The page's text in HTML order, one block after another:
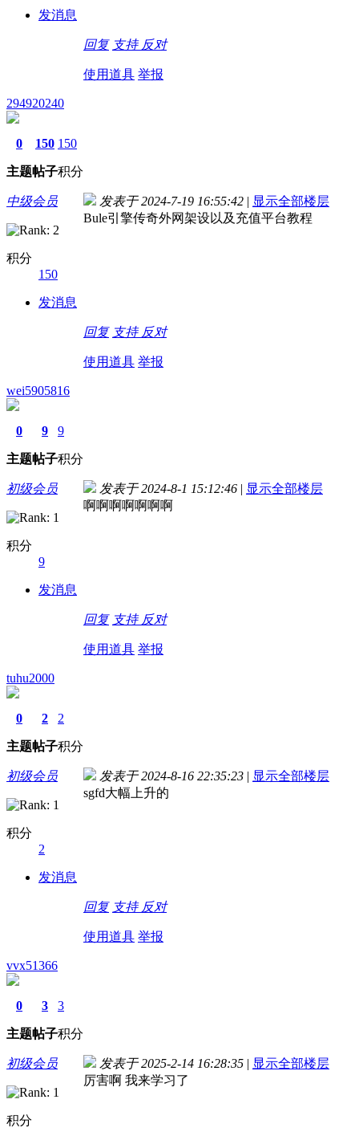
发消息
回复 支持 反对
使用道具 举报
294920240
0
主题
150
帖子
150
积分
中级会员
积分
150
发消息
发表于 2024-7-19 16:55:42 | 显示全部楼层
Bule引擎传奇外网架设以及充值平台教程
回复 支持 反对
使用道具 举报
wei5905816
0
主题
9
帖子
9
积分
初级会员
积分
9
发消息
发表于 2024-8-1 15:12:46 | 显示全部楼层
啊啊啊啊啊啊啊
回复 支持 反对
使用道具 举报
tuhu2000
0
主题
2
帖子
2
积分
初级会员
积分
2
发消息
发表于 2024-8-16 22:35:23 | 显示全部楼层
sgfd大幅上升的
回复 支持 反对
使用道具 举报
vvx51366
0
主题
3
帖子
3
积分
初级会员
积分
发表于 2025-2-14 16:28:35 | 显示全部楼层
厉害啊 我来学习了